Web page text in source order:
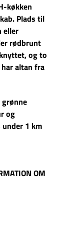
køkken
Plads til
eller
rødbrunt
og to
altan fra
og
1 km
OM